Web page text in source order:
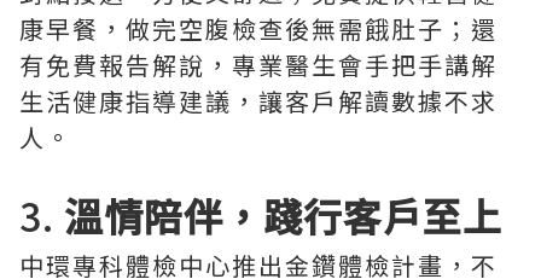
康早餐，做完空腹檢查後無需餓肚子；還
有免費報告解說，專業醫生會手把手講解
生活健康指導建議，讓客戶解讀數據不求
人。
3. 溫情陪伴，踐行客戶至上
中環專科體檢中心推出金鑽體檢計畫，不